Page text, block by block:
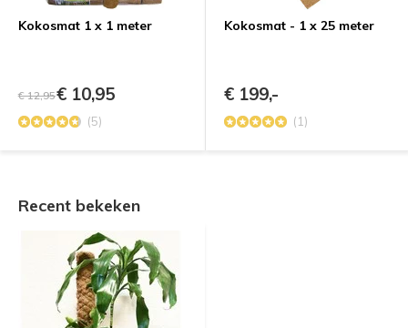
Kokosmat 1 x 1 meter
€ 12,95€ 10,95
(5)
Kokosmat - 1 x 25 meter
€ 199,-
(1)
Recent bekeken